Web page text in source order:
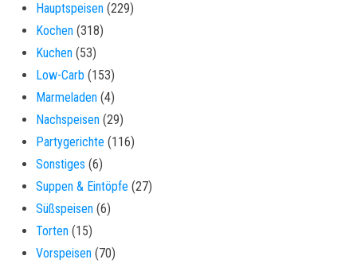
Hauptspeisen (229)
Kochen (318)
Kuchen (53)
Low-Carb (153)
Marmeladen (4)
Nachspeisen (29)
Partygerichte (116)
Sonstiges (6)
Suppen & Eintöpfe (27)
Süßspeisen (6)
Torten (15)
Vorspeisen (70)